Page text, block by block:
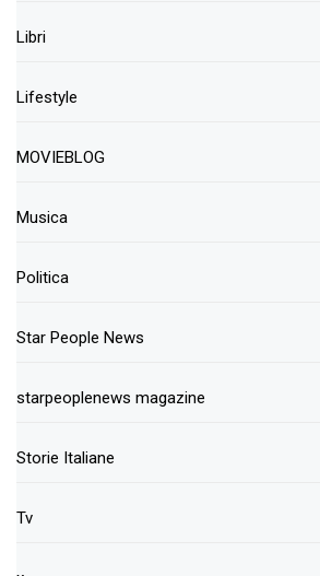
Libri
Lifestyle
MOVIEBLOG
Musica
Politica
Star People News
starpeoplenews magazine
Storie Italiane
Tv